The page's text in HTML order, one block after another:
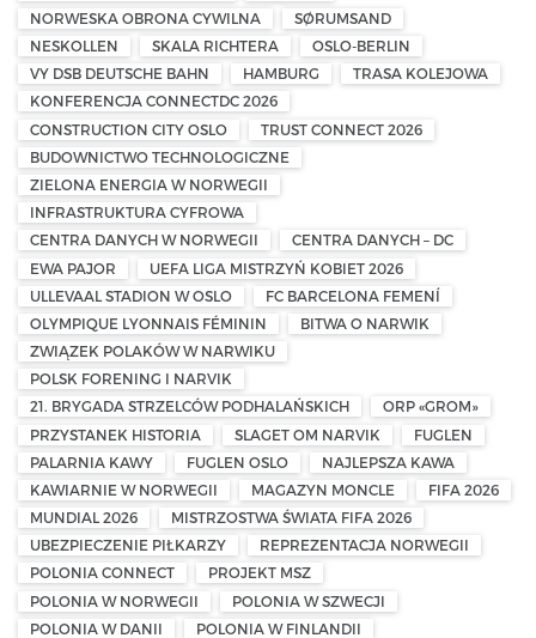
NORWESKA OBRONA CYWILNA
SØRUMSAND
NESKOLLEN
SKALA RICHTERA
OSLO-BERLIN
VY DSB DEUTSCHE BAHN
HAMBURG
TRASA KOLEJOWA
KONFERENCJA CONNECTDC 2026
CONSTRUCTION CITY OSLO
TRUST CONNECT 2026
BUDOWNICTWO TECHNOLOGICZNE
ZIELONA ENERGIA W NORWEGII
INFRASTRUKTURA CYFROWA
CENTRA DANYCH W NORWEGII
CENTRA DANYCH – DC
EWA PAJOR
UEFA LIGA MISTRZYŃ KOBIET 2026
ULLEVAAL STADION W OSLO
FC BARCELONA FEMENÍ
OLYMPIQUE LYONNAIS FÉMININ
BITWA O NARWIK
ZWIĄZEK POLAKÓW W NARWIKU
POLSK FORENING I NARVIK
21. BRYGADA STRZELCÓW PODHALAŃSKICH
ORP «GROM»
PRZYSTANEK HISTORIA
SLAGET OM NARVIK
FUGLEN
PALARNIA KAWY
FUGLEN OSLO
NAJLEPSZA KAWA
KAWIARNIE W NORWEGII
MAGAZYN MONCLE
FIFA 2026
MUNDIAL 2026
MISTRZOSTWA ŚWIATA FIFA 2026
UBEZPIECZENIE PIŁKARZY
REPREZENTACJA NORWEGII
POLONIA CONNECT
PROJEKT MSZ
POLONIA W NORWEGII
POLONIA W SZWECJI
POLONIA W DANII
POLONIA W FINLANDII